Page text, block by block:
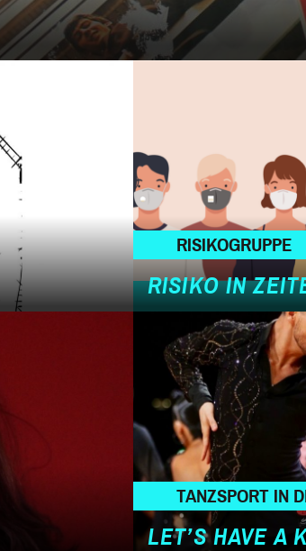
RISIKOGRUPPE
RISIKO IN
TANZSPORT IN
LET’S HAVE A